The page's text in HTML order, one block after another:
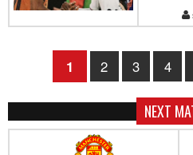
1 2 3 4
NEXT